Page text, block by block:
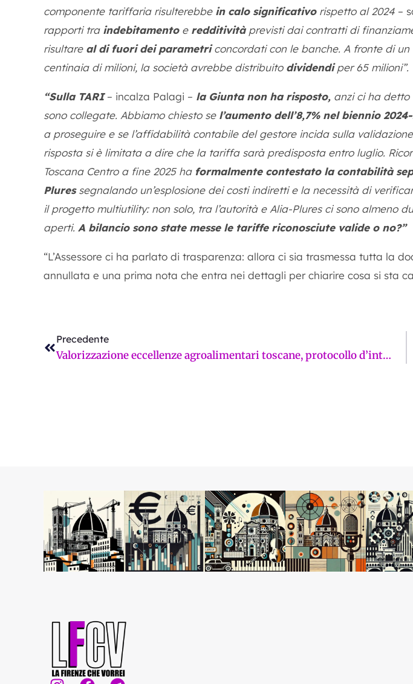
componente tariffaria risulterebbe in calo significativorispetto al 2024 –
rapporti tra indebitamentoe redditivitàprevisti dai contratti di
risultare al di fuori dei parametriconcordati con le banche. A fronte di
centinaia di milioni, la società avrebbe distribuito dividendiper 65 milioni”.
“Sulla TARI– incalza Palagi – la Giunta non ha risposto, anzi ci ha
sono collegate. Abbiamo chiesto se l’aumento dell’8,7% nel biennio
a proseguire e se l’affidabilità contabile del gestore incida sulla
risposta si è limitata a dire che la tariffa sarà predisposta entro luglio.
Toscana Centro a fine 2025 ha formalmente contestato la contabilità
Pluressegnalando un’esplosione dei costi indiretti e la necessità di
il progetto multiutility: non solo, tra l’autorità e Alia-Plures ci sono almeno
aperti. A bilancio sono state messe le tariffe riconosciute valide o no?”
“L’Assessore ci ha parlato di trasparenza: allora ci sia trasmessa tutta la
annullata e una prima nota che entra nei dettagli per chiarire cosa si sta
Precedente
Valorizzazione eccellenze agroalimentari toscane, protocollo d’intesa Vetrina Toscana-Unicoop Firenze
355mila euro: ecco il costo (lievitato